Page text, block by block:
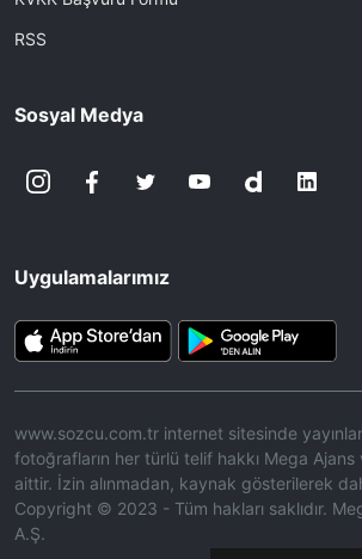
Aç
7.25%
RSS
Sosyal Medya
Uygulamalarımız
www.sozcu.com.tr internet sitesinde
fotoğrafların her türlü telif hakkı Mega
aittir. İzin alınmadan, kaynak gösterilerek
Copyright © 2023 - Tüm hakları saklıdır.
A.Ş.